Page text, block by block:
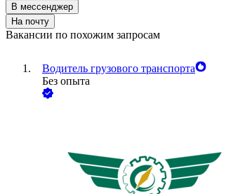
В мессенджер
На почту
Вакансии по похожим запросам
Водитель грузового транспорта
Без опыта